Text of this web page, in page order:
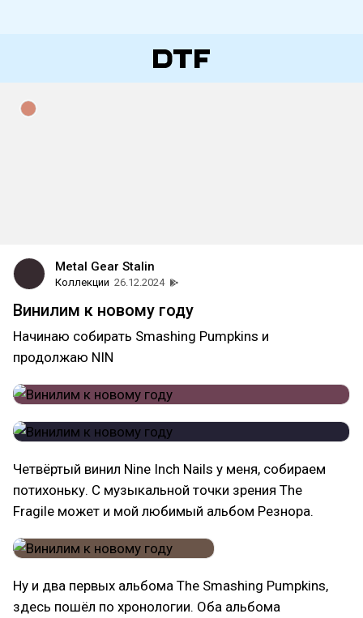
Metal Gear Stalin
Коллекции 26.12.2024
Винилим к новому году
Начинаю собирать Smashing Pumpkins и
продолжаю NIN
Четвёртый винил Nine Inch Nails у меня, собираем
потихоньку. С музыкальной точки зрения The
Fragile может и мой любимый альбом Резнора.
Ну и два первых альбома The Smashing Pumpkins,
здесь пошёл по хронологии. Оба альбома